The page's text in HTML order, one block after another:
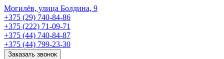
Могилёв, улица Болдина, 9
+375 (29) 740-84-86
+375 (222) 71-09-71
+375 (44) 740-84-87
+375 (44) 799-23-30
Заказать звонок